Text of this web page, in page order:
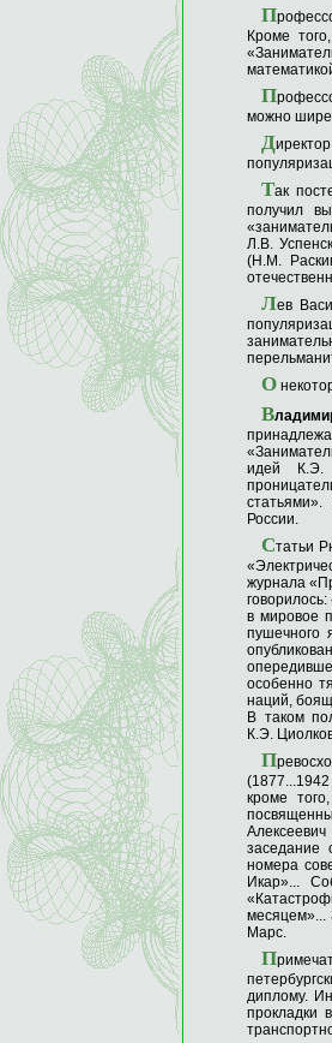
П
Кроме
П
можно шире
Д
Так
получил
Л.В.
(Н.М.
Лев
О
В
идей К.Э.
России.
Статьи
журнала
в мировое
пушечного
особенно
наций,
В таком
К.Э.
П
кроме
заседание
номера
Икар»...
месяцем»...
Марс.
П
диплому.
прокладки